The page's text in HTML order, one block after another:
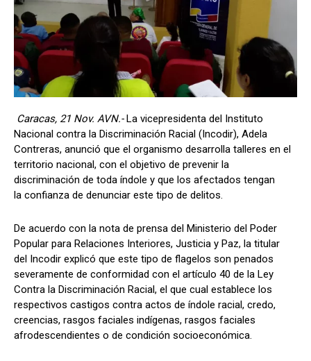
Caracas, 21 Nov. AVN.-La vicepresidenta del Instituto
Nacional contra la Discriminación Racial (Incodir), Adela
Contreras, anunció que el organismo desarrolla talleres en el
territorio nacional, con el objetivo de prevenir la
discriminación de toda índole y que los afectados tengan
la confianza de denunciar este tipo de delitos.
De acuerdo con la nota de prensa del Ministerio del Poder
Popular para Relaciones Interiores, Justicia y Paz, la titular
del Incodir explicó que este tipo de flagelos son penados
severamente de conformidad con el artículo 40 de la Ley
Contra la Discriminación Racial, el que cual establece los
respectivos castigos contra actos de índole racial, credo,
creencias, rasgos faciales indígenas, rasgos faciales
afrodescendientes o de condición socioeconómica.